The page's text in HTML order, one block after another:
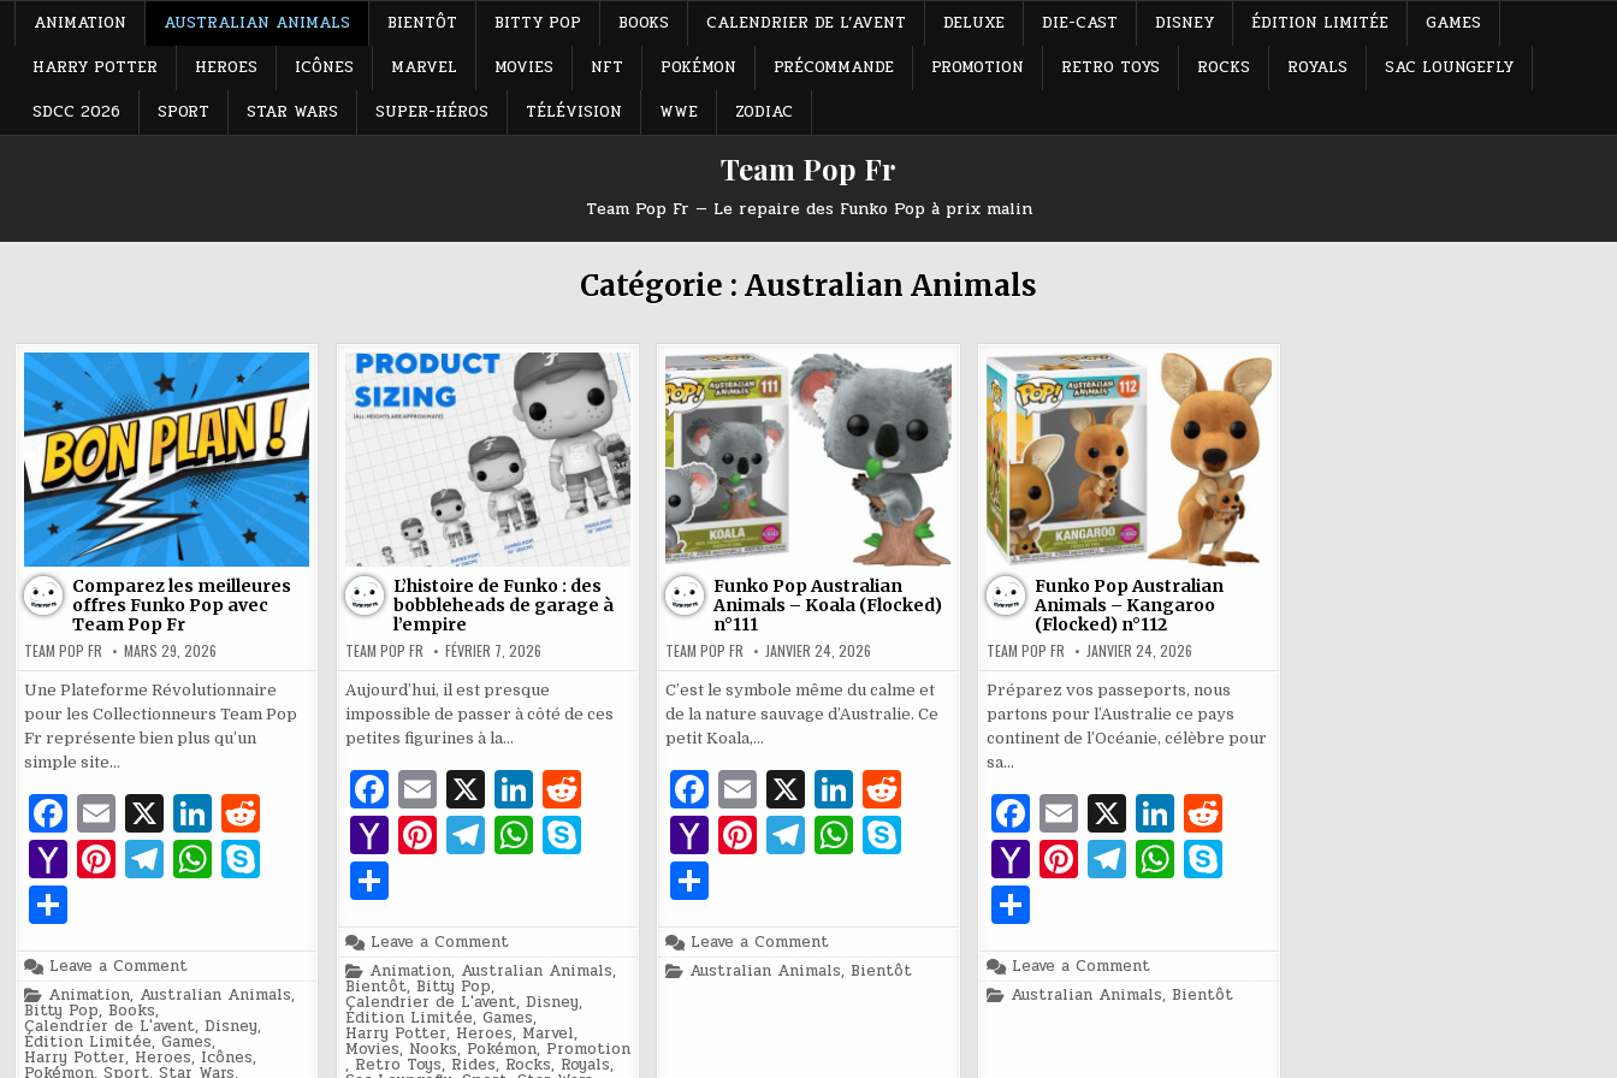
ANIMATION AUSTRALIAN ANIMALS BIENTÔT BITTY POP BOOKS CALENDRIER DE L’AVENT DELUXE DIE-CAST DISNEY ÉDITION LIMITÉE
GAMES
HARRY POTTER
HEROES ICÔNES MARVEL MOVIES NFT POKÉMON PRÉCOMMANDE PROMOTION RETRO TOYS ROCKS ROYALS
SAC LOUNGEFLY
SDCC 2026
SPORT STAR WARS SUPER-HÉROS TÉLÉVISION WWE ZODIAC
Team Pop Fr
Team Pop Fr — Le repaire des Funko Pop à prix malin
Catégorie : Australian Animals
Comparez les meilleures
offres Funko Pop avec
Team Pop Fr
TEAM POP FR MARS 29, 2026
Une Plateforme Révolutionnaire
pour les Collectionneurs Team Pop
Fr représente bien plus qu’un
simple site…
F
a
c
b
o
o
E
m
ai
X
Li
n
k
dI
n
t
Y
o
o
M
Pi
re
st
T
g
ra
m
W
s
A
p
p
e
ar
ta
g
er
Leave a Commenton
Comparez
les
offres
Funko
Pop
Posted
in
Animation, Australian Animals,
Bitty Pop, Books,
Calendrier de L'avent, Disney,
Édition Limitée, Games,
Harry Potter, Heroes, Icônes,
L’histoire de Funko : des
bobbleheads de garage à
l’empire
TEAM POP FR FÉVRIER 7, 2026
Aujourd’hui, il est presque
impossible de passer à côté de ces
petites figurines à la…
F
a
c
e
b
o
o
k
E
m
ai
X Li
n
k
dI
n
R
e
d
t
Y
a
h
o
o
M
ai
Pi
re
st
T
g
ra
m
W
s
A
p
p
S
p
e
P
ar
ta
g
er
Leave a Commenton
L’histoire
de
:
des
bobbleheads
de
garage
Posted
in
Animation, Australian Animals,
Bientôt, Bitty Pop,
Calendrier de L'avent, Disney,
Édition Limitée, Games,
Harry Potter, Heroes, Marvel,
Movies, Nooks, Pokémon, Promotion
, Retro Toys, Rides, Rocks, Royals,
Funko Pop Australian
Animals – Koala (Flocked)
n°111
TEAM POP FR JANVIER 24, 2026
C’est le symbole même du calme et
de la nature sauvage d’Australie. Ce
petit Koala,…
F
a
c
b
o
E
m
ai
X
Li
n
k
dI
n
t
Y
o
o
Pi
re
st
T
g
ra
W
s
A
p
e
ar
ta
Leave a Commenton
Funko
Pop
Posted
Australian Animals,Bientôt
Funko Pop Australian
Animals – Kangaroo
(Flocked) n°112
TEAM POP FR JANVIER 24, 2026
Préparez vos passeports, nous
partons pour l’Australie ce pays
continent de l’Océanie, célèbre pour
sa…
F
a
c
e
b
o
E
m
ai
X Li
n
k
dI
n
R
e
d
t
Y
a
h
o
o
Pi
re
st
T
g
ra
W
s
A
S
p
e
P
ar
ta
Leave a Commenton
Funko
Pop
Posted
Australian Animals, Bientôt